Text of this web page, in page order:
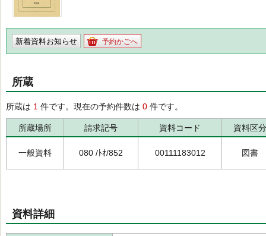
新着資料お知らせ 予約かごへ
所蔵
所蔵は 1 件です。現在の予約件数は 0 件です。
所蔵場所 請求記号 資料コード 資料区分
一般資料 080 /ﾄｵ/852 00111183012 図書
資料詳細